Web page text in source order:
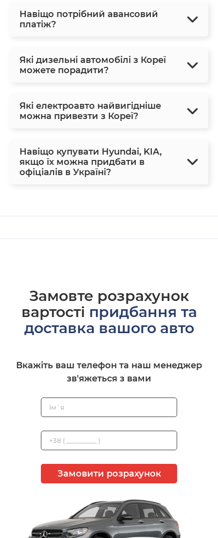
Навіщо потрібний авансовий
платіж?
Які дизельні автомобілі з Кореї
можете порадити?
Які електроавто найвигідніше
можна привезти з Кореї?
Навіщо купувати Hyundai, KIA,
якщо їх можна придбати в
офіціалів в Україні?
Замовте розрахунок
вартості придбання та
доставка вашого авто
Вкажіть ваш телефон та наш менеджер
зв'яжеться з вами
Замовити розрахунок